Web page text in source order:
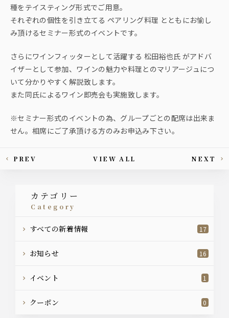
種をテイスティング形式でご用意。
それぞれの個性を引き立てる ペアリング料理 とともにお愉し
み頂けるセミナー形式のイベントです。
さらにワインフィッターとして活躍する 松田裕也氏 がアドバ
イザーとして参加、ワインの魅力や料理とのマリアージュにつ
いて分かりやすく解説致します。
また同氏によるワイン即売会も実施致します。
※セミナー形式のイベントの為、グループごとの配席は出来ま
せん。相席にご了承頂ける方のみお申込み下さい。
This article's paging
PREV VIEW ALL NEXT
カテゴリー
category
すべての新着情報 17
お知らせ 16
イベント 1
クーポン 0